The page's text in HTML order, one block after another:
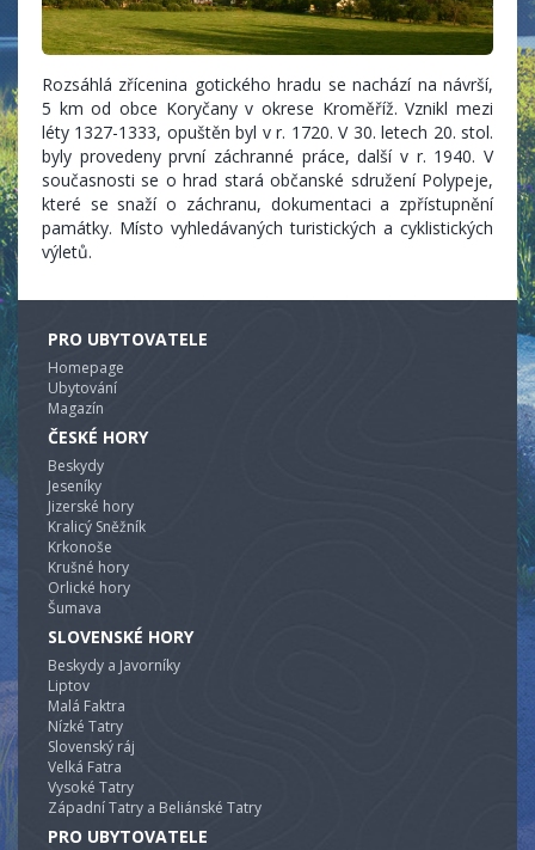
Rozsáhlá zřícenina gotického hradu se nachází na návrší,
5 km od obce Koryčany v okrese Kroměříž. Vznikl mezi
léty 1327-1333, opuštěn byl v r. 1720. V 30. letech 20. stol.
byly provedeny první záchranné práce, další v r. 1940. V
současnosti se o hrad stará občanské sdružení Polypeje,
které se snaží o záchranu, dokumentaci a zpřístupnění
památky. Místo vyhledávaných turistických a cyklistických
výletů.
PRO UBYTOVATELE
Homepage
Ubytování
Magazín
ČESKÉ HORY
Beskydy
Jeseníky
Jizerské hory
Kralicý Sněžník
Krkonoše
Krušné hory
Orlické hory
Šumava
SLOVENSKÉ HORY
Beskydy a Javorníky
Liptov
Malá Faktra
Nízké Tatry
Slovenský ráj
Velká Fatra
Vysoké Tatry
Západní Tatry a Beliánské Tatry
PRO UBYTOVATELE